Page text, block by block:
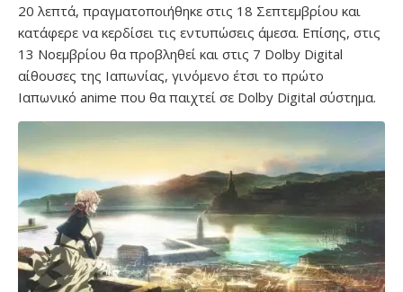
20 λεπτά, πραγματοποιήθηκε στις 18 Σεπτεμβρίου και
κατάφερε να κερδίσει τις εντυπώσεις άμεσα. Επίσης, στις
13 Νοεμβρίου θα προβληθεί και στις 7 Dolby Digital
αίθουσες της Ιαπωνίας, γινόμενο έτσι το πρώτο
Ιαπωνικό anime που θα παιχτεί σε Dolby Digital σύστημα.